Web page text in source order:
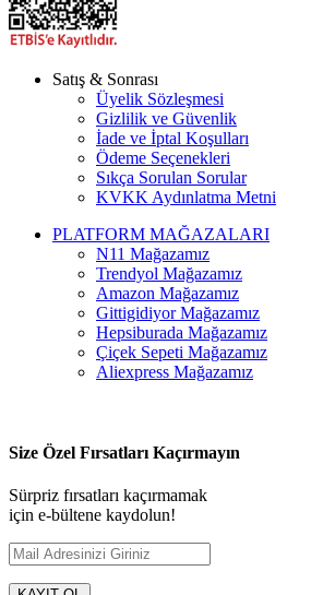
Satış & Sonrası
Üyelik Sözleşmesi
Gizlilik ve Güvenlik
İade ve İptal Koşulları
Ödeme Seçenekleri
Sıkça Sorulan Sorular
KVKK Aydınlatma Metni
PLATFORM MAĞAZALARI
N11 Mağazamız
Trendyol Mağazamız
Amazon Mağazamız
Gittigidiyor Mağazamız
Hepsiburada Mağazamız
Çiçek Sepeti Mağazamız
Aliexpress Mağazamız
Size Özel Fırsatları Kaçırmayın
Sürpriz fırsatları kaçırmamak
için e-bültene kaydolun!